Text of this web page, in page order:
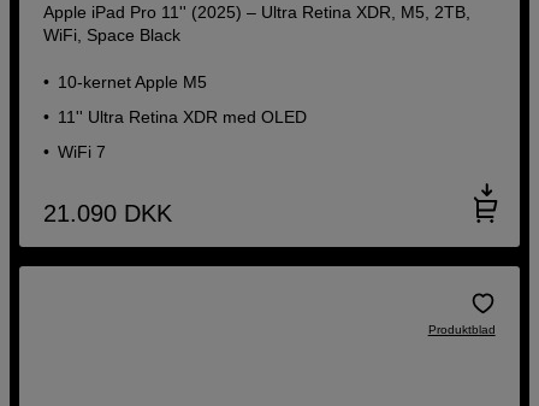
Apple iPad Pro 11'' (2025) – Ultra Retina XDR, M5, 2TB,
WiFi, Space Black
10-kernet Apple M5
11'' Ultra Retina XDR med OLED
WiFi 7
21.090 DKK
Produktblad